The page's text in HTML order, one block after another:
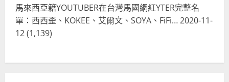
馬來西亞籍YOUTUBER在台灣馬國網紅YTER完整名
單：西西歪、KOKEE、艾爾文、SOYA、FiFi…2020-11-
12(1,139)